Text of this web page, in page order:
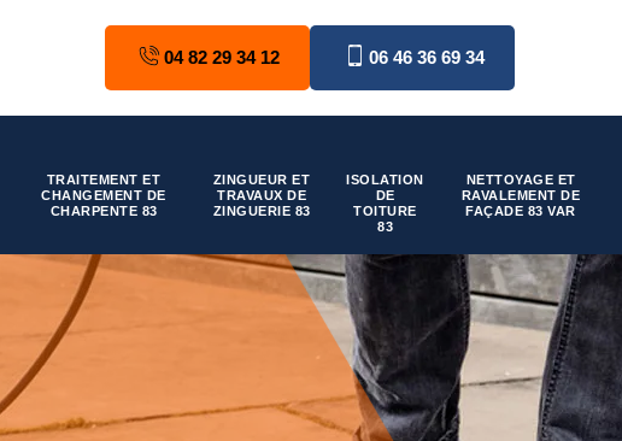
04 82 29 34 12 06 46 36 69 34
TRAITEMENT ET
CHANGEMENT DE
CHARPENTE 83
ZINGUEUR ET
TRAVAUX DE
ZINGUERIE 83
ISOLATION
DE
TOITURE
83
NETTOYAGE ET
RAVALEMENT DE
FAÇADE 83 VAR